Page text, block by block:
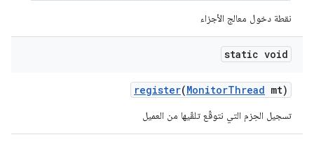
نقطة دخول معالج الأجزاء
static void
register(MonitorThread mt)
تسجيل الحِزم التي نتوقّع تلقّيها من العميل